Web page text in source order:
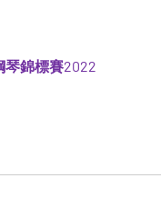
琴錦標賽2022